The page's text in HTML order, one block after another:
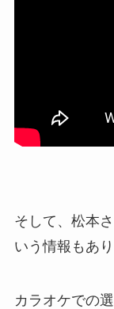
そして、松本
いう情報もあり
カラオケでの